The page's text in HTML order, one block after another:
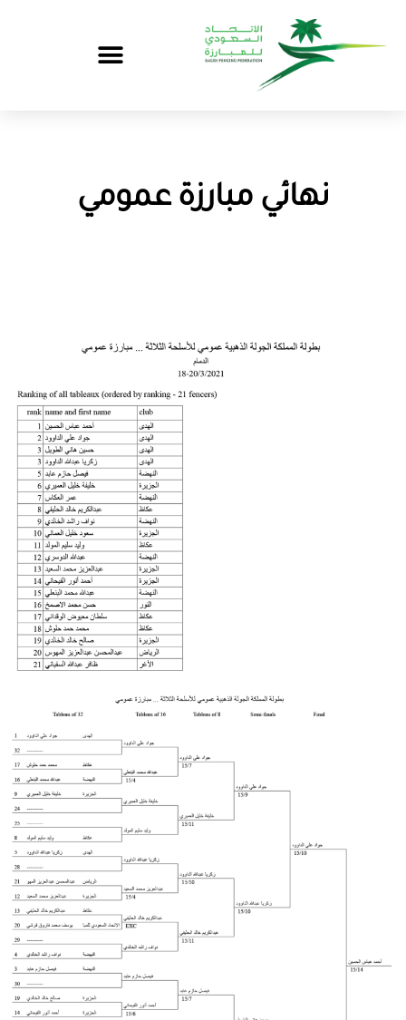
نهائي مبارزة عمومي